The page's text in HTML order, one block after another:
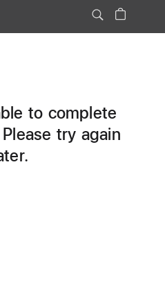
to complete
try again